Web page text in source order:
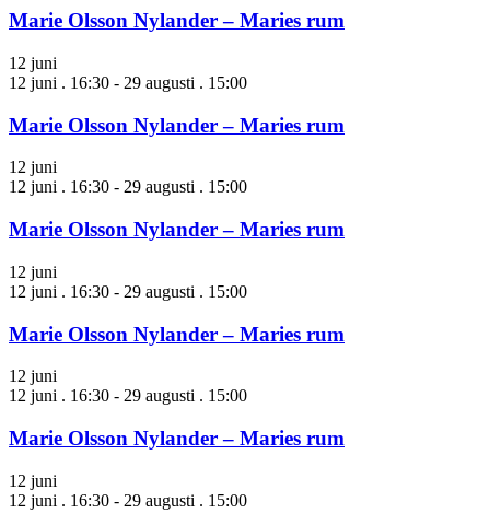
Marie Olsson Nylander – Maries rum
12 juni
12 juni . 16:30 - 29 augusti . 15:00
Marie Olsson Nylander – Maries rum
12 juni
12 juni . 16:30 - 29 augusti . 15:00
Marie Olsson Nylander – Maries rum
12 juni
12 juni . 16:30 - 29 augusti . 15:00
Marie Olsson Nylander – Maries rum
12 juni
12 juni . 16:30 - 29 augusti . 15:00
Marie Olsson Nylander – Maries rum
12 juni
12 juni . 16:30 - 29 augusti . 15:00